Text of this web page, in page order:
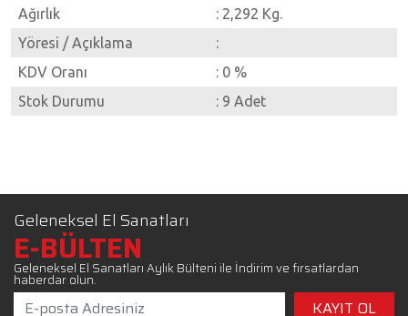
Ağırlık
: 2,292 Kg.
Yöresi / Açıklama
:
KDV Oranı
: 0 %
Stok Durumu
: 9 Adet
Geleneksel El Sanatları
E-BÜLTEN
Geleneksel El Sanatları Aylık Bülteni ile İndirim ve fırsatlardan
haberdar olun.